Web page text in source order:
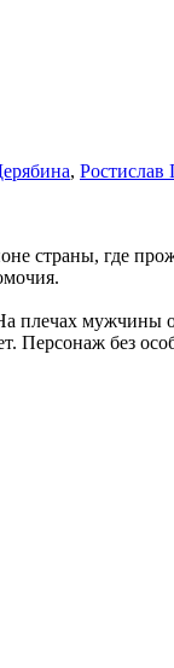
, Ростислав
страны, где
плечах мужчины
Персонаж без